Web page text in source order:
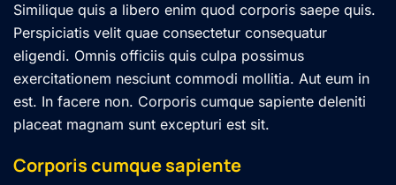
Similique quis a libero enim quod corporis saepe quis.
Perspiciatis velit quae consectetur consequatur
eligendi. Omnis officiis quis culpa possimus
exercitationem nesciunt commodi mollitia. Aut eum in
est. In facere non. Corporis cumque sapiente deleniti
placeat magnam sunt excepturi est sit.
Corporis cumque sapiente